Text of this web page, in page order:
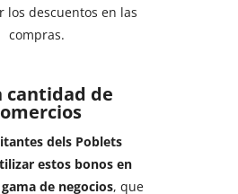
los descuentos en las
compras.
cantidad de
dels Poblets
estos bonos en
de negocios, que